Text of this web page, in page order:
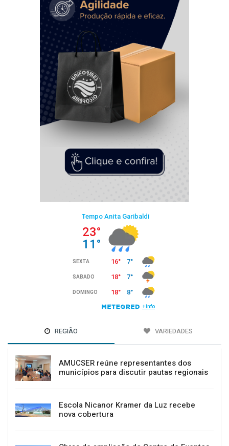
REGIÃO VARIEDADES
AMUCSER reúne representantes dos
municípios para discutir pautas regionais
Escola Nicanor Kramer da Luz recebe
nova cobertura